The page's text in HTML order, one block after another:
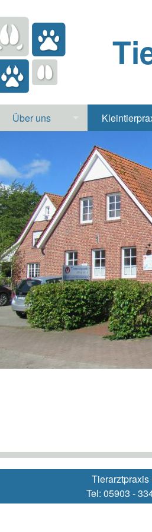
Über uns
Apotheke
Labor
Notdienst
Jobs & Praktikum
Röntgen
Tierarztpraxis
Tel: 05903 -